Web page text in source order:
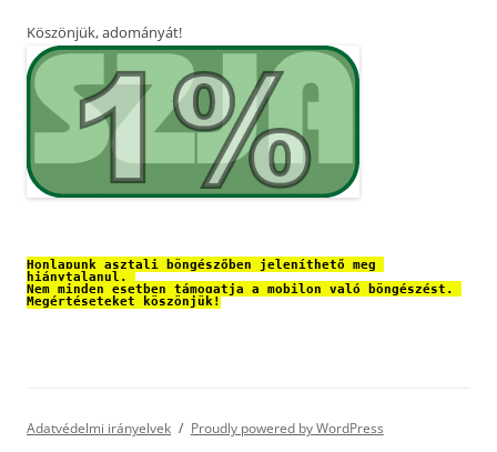
Köszönjük, adományát!
Honlapunk asztali böngészőben jeleníthető meg
hiánytalanul.
Nem minden esetben támogatja a mobilon való böngészést.
Megértéseteket köszönjük!
Adatvédelmi irányelvek Proudly powered by WordPress